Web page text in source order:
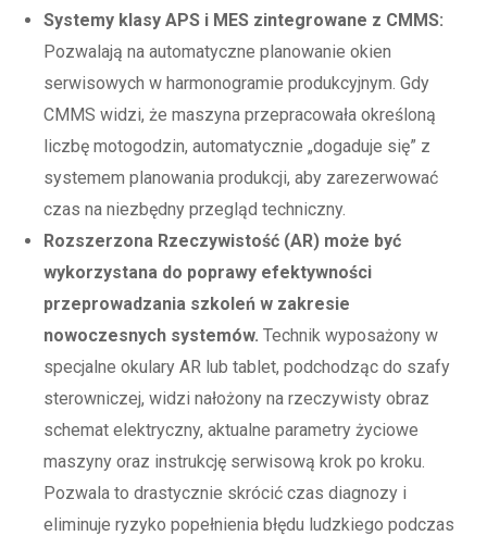
Systemy klasy APS i MES zintegrowane z CMMS:
Pozwalają na automatyczne planowanie okien
serwisowych w harmonogramie produkcyjnym. Gdy
CMMS widzi, że maszyna przepracowała określoną
liczbę motogodzin, automatycznie „dogaduje się” z
systemem planowania produkcji, aby zarezerwować
czas na niezbędny przegląd techniczny.
Rozszerzona Rzeczywistość (AR) może być
wykorzystana do poprawy efektywności
przeprowadzania szkoleń w zakresie
nowoczesnych systemów. Technik wyposażony w
specjalne okulary AR lub tablet, podchodząc do szafy
sterowniczej, widzi nałożony na rzeczywisty obraz
schemat elektryczny, aktualne parametry życiowe
maszyny oraz instrukcję serwisową krok po kroku.
Pozwala to drastycznie skrócić czas diagnozy i
eliminuje ryzyko popełnienia błędu ludzkiego podczas